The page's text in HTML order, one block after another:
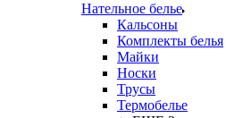
Нательное белье
Кальсоны
Комплекты белья
Майки
Носки
Трусы
Термобелье